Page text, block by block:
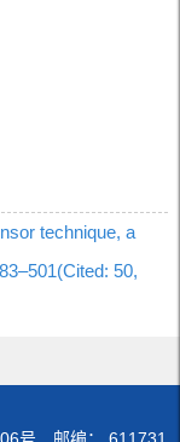
technique, a
50,
号 邮编： 611731